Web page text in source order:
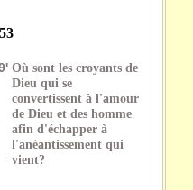
Où sont les croyants de
Dieu qui se
convertissent à l'amour
de Dieu et des homme
afin d'échapper à
l'anéantissement qui
vient?